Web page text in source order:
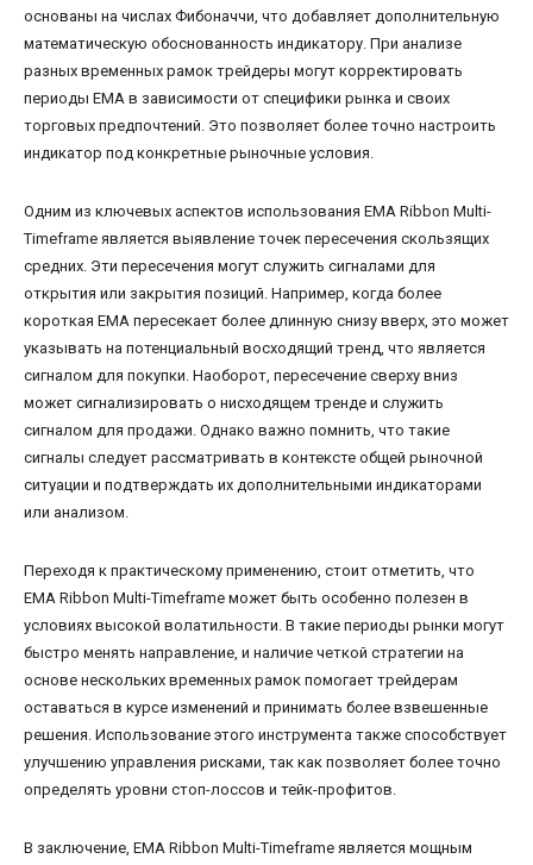
основаны на числах Фибоначчи, что добавляет дополнительную
математическую обоснованность индикатору. При анализе
разных временных рамок трейдеры могут корректировать
периоды EMA в зависимости от специфики рынка и своих
торговых предпочтений. Это позволяет более точно настроить
индикатор под конкретные рыночные условия.
Одним из ключевых аспектов использования EMA Ribbon Multi-
Timeframe является выявление точек пересечения скользящих
средних. Эти пересечения могут служить сигналами для
открытия или закрытия позиций. Например, когда более
короткая EMA пересекает более длинную снизу вверх, это может
указывать на потенциальный восходящий тренд, что является
сигналом для покупки. Наоборот, пересечение сверху вниз
может сигнализировать о нисходящем тренде и служить
сигналом для продажи. Однако важно помнить, что такие
сигналы следует рассматривать в контексте общей рыночной
ситуации и подтверждать их дополнительными индикаторами
или анализом.
Переходя к практическому применению, стоит отметить, что
EMA Ribbon Multi-Timeframe может быть особенно полезен в
условиях высокой волатильности. В такие периоды рынки могут
быстро менять направление, и наличие четкой стратегии на
основе нескольких временных рамок помогает трейдерам
оставаться в курсе изменений и принимать более взвешенные
решения. Использование этого инструмента также способствует
улучшению управления рисками, так как позволяет более точно
определять уровни стоп-лоссов и тейк-профитов.
В заключение, EMA Ribbon Multi-Timeframe является мощным